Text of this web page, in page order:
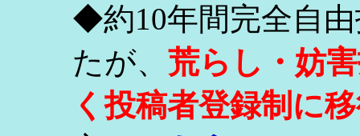
◆約10年間完全自
たが、 荒らし・妨
く投稿者登録制に